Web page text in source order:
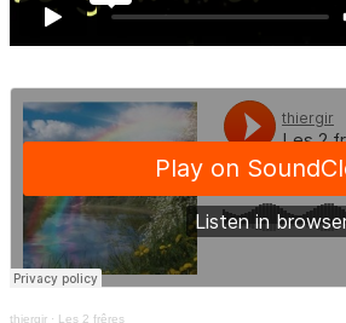
thiergir · Les 2 frêres